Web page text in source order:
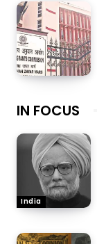
IN FOCUS
India